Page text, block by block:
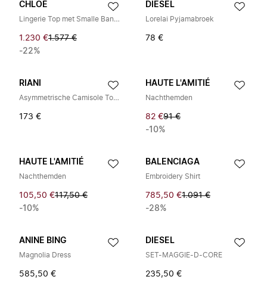
CHLOÉ
Lingerie Top met Smalle Bandjes
1.230 €1.577 €
-22%
DIESEL
Lorelai Pyjamabroek
78 €
RIANI
Asymmetrische Camisole Top met Kant
173 €
HAUTE L'AMITIÉ
Nachthemden
82 €91 €
-10%
HAUTE L'AMITIÉ
Nachthemden
105,50 €117,50 €
-10%
BALENCIAGA
Embroidery Shirt
785,50 €1.091 €
-28%
ANINE BING
Magnolia Dress
585,50 €
DIESEL
SET-MAGGIE-D-CORE
235,50 €